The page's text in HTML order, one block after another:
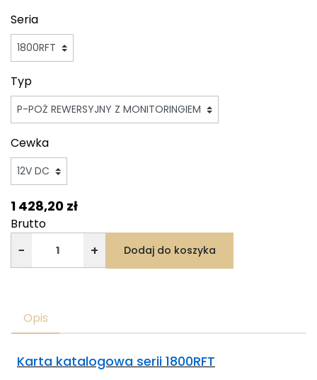
Seria
Typ
Cewka
1 428,20 zł
Brutto
− + Dodaj do koszyka
Opis
Karta katalogowa serii 1800RFT